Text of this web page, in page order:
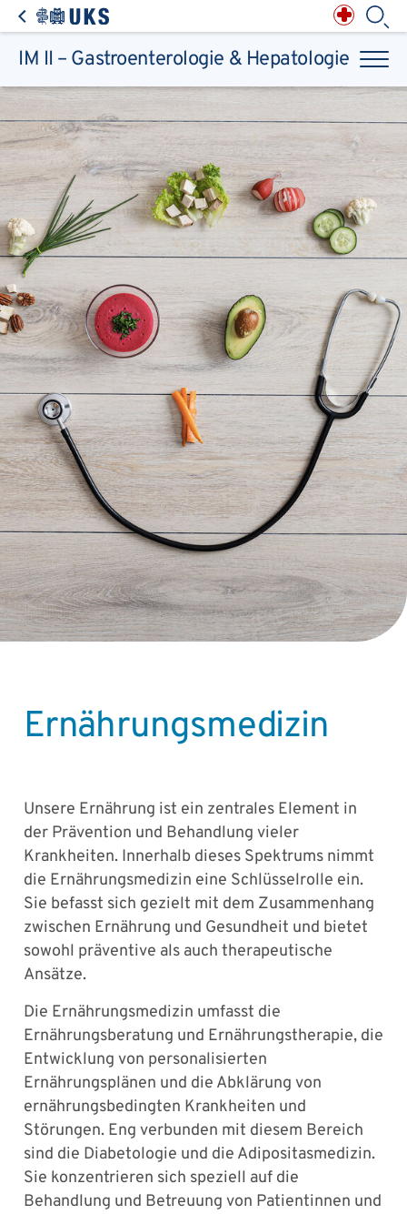
Direkt zum Inhalt springen
IM II – Gastroenterologie & Hepatologie
Suchbegriff
Kliniken & medizinische Einrichtungen
Frauenheilkunde &
Geburtsmedizin
IM - Innere Medizin
Mund, Kiefer & Zähne
Spezialisierte
Einrichtungen
Transplantationen
Urologie & Kinderurologie
Patienten & Besucher
Ernährungsmedizin
Unsere Ernährung ist ein zentrales Element in
der Prävention und Behandlung vieler
Krankheiten. Innerhalb dieses Spektrums nimmt
die Ernährungsmedizin eine Schlüsselrolle ein.
Sie befasst sich gezielt mit dem Zusammenhang
zwischen Ernährung und Gesundheit und bietet
sowohl präventive als auch therapeutische
Ansätze.
Die Ernährungsmedizin umfasst die
Ernährungsberatung und Ernährungstherapie, die
Entwicklung von personalisierten
Ernährungsplänen und die Abklärung von
ernährungsbedingten Krankheiten und
Störungen. Eng verbunden mit diesem Bereich
sind die Diabetologie und die Adipositasmedizin.
Sie konzentrieren sich speziell auf die
Behandlung und Betreuung von Patientinnen und